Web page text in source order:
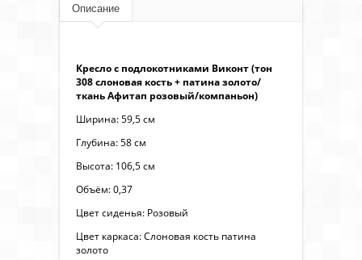
Описание
Кресло с подлокотниками Виконт (тон
308 слоновая кость + патина золото/
ткань Афитап розовый/компаньон)
Ширина: 59,5 см
Глубина: 58 см
Высота: 106,5 см
Объём: 0,37
Цвет сиденья: Розовый
Цвет каркаса: Слоновая кость патина
золото